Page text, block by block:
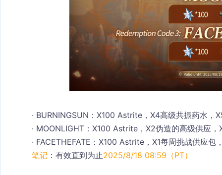
· BURNINGSUN ：X100 Astrite，X4高级共振药水，
· MOONLIGHT ：X100 Astrite，X2伪造的高级供应
· FACETHEFATE ：X100 Astrite，X1每周挑战供应包
笔记 ：有效直到为止2025/8/18 08:59（PT）